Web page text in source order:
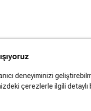
deneyiminizi
çerezlerle ilgili detaylı